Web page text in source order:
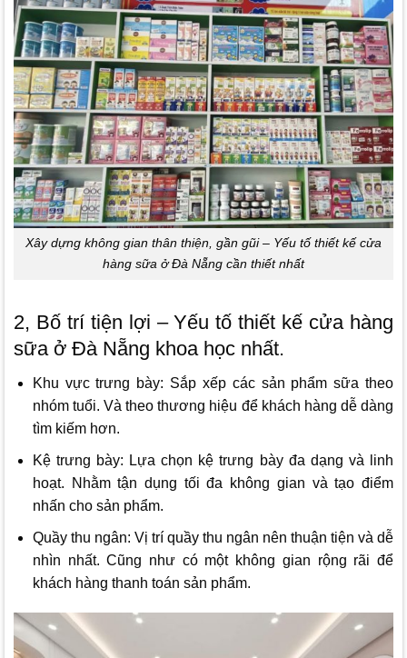
Xây dựng không gian thân thiện, gần gũi – Yếu tố thiết kế cửa
hàng sữa ở Đà Nẵng cần thiết nhất
2, Bố trí tiện lợi –Yếu tố thiết kế cửa hàng
sữa ở Đà Nẵng khoa học nhất.
Khu vực trưng bày: Sắp xếp các sản phẩm sữa theo
nhóm tuổi. Và theo thương hiệu để khách hàng dễ dàng
tìm kiếm hơn.
Kệ trưng bày: Lựa chọn kệ trưng bày đa dạng và linh
hoạt. Nhằm tận dụng tối đa không gian và tạo điểm
nhấn cho sản phẩm.
Quầy thu ngân: Vị trí quầy thu ngân nên thuận tiện và dễ
nhìn nhất. Cũng như có một không gian rộng rãi để
khách hàng thanh toán sản phẩm.